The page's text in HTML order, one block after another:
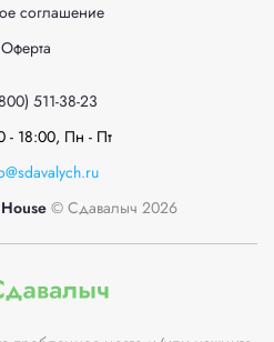
соглашение
Оферта
511-38-23
- 18:00, Пн - Пт
© Сдавалыч 2026